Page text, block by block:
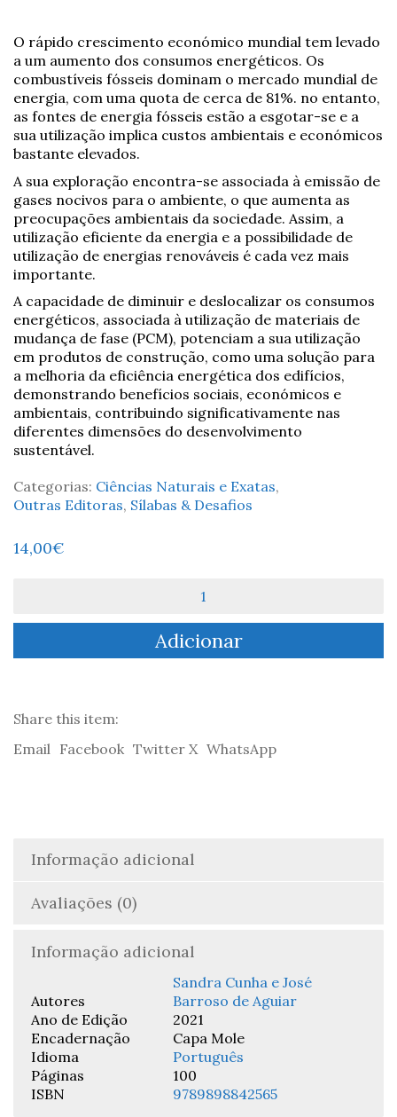
O rápido crescimento económico mundial tem levado
a um aumento dos consumos energéticos. Os
combustíveis fósseis dominam o mercado mundial de
energia, com uma quota de cerca de 81%. no entanto,
as fontes de energia fósseis estão a esgotar-se e a
sua utilização implica custos ambientais e económicos
bastante elevados.
A sua exploração encontra-se associada à emissão de
gases nocivos para o ambiente, o que aumenta as
preocupações ambientais da sociedade. Assim, a
utilização eficiente da energia e a possibilidade de
utilização de energias renováveis é cada vez mais
importante.
A capacidade de diminuir e deslocalizar os consumos
energéticos, associada à utilização de materiais de
mudança de fase (PCM), potenciam a sua utilização
em produtos de construção, como uma solução para
a melhoria da eficiência energética dos edifícios,
demonstrando benefícios sociais, económicos e
ambientais, contribuindo significativamente nas
diferentes dimensões do desenvolvimento
sustentável.
Categorias: Ciências Naturais e Exatas,
Outras Editoras, Sílabas & Desafios
14,00€
Eficiência
dos
dos
de
Cunha
José
Aguiar
Adicionar
Share this item:
Email Facebook Twitter X WhatsApp
Informação adicional
Avaliações (0)
Informação adicional
Autores
Sandra Cunha e José
Barroso de Aguiar
Ano de Edição
2021
Encadernação
Capa Mole
Idioma
Português
Páginas
100
ISBN
9789898842565